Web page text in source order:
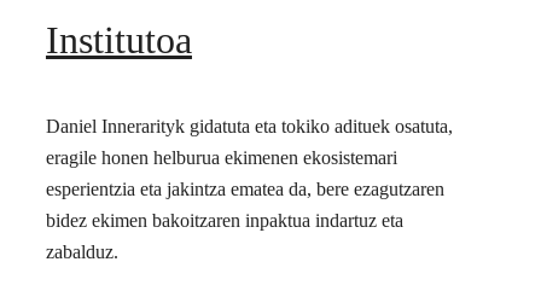
Institutoa
Daniel Innerarityk gidatuta eta tokiko adituek osatuta,
eragile honen helburua ekimenen ekosistemari
esperientzia eta jakintza ematea da, bere ezagutzaren
bidez ekimen bakoitzaren inpaktua indartuz eta
zabalduz.